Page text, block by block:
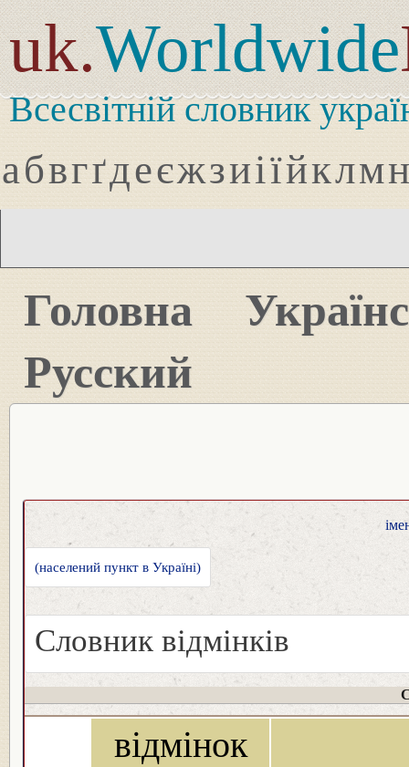
uk.Worldwide
Всесвітній словник
абвгґдеєжзиіїйклмн
Головна
Русский
(населений пункт в Україні)
Словник відмінків
відмінок